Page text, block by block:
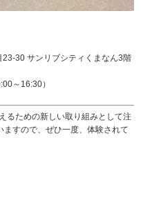
30 サンリブシティくまなん3階
～16:30）
るための新しい取り組みとして注
ますので、ぜひ一度、体験されて